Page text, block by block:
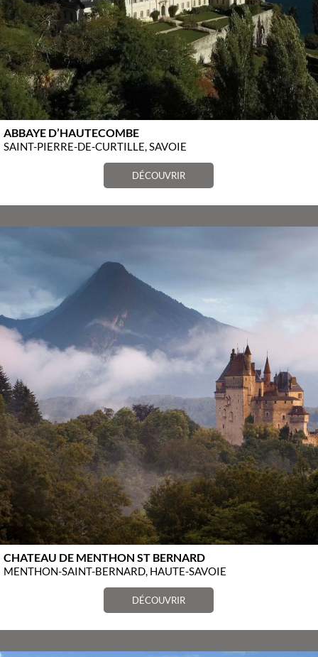
ABBAYE D’HAUTECOMBE
SAINT-PIERRE-DE-CURTILLE, SAVOIE
DÉCOUVRIR
CHATEAU DE MENTHON ST BERNARD
MENTHON-SAINT-BERNARD, HAUTE-SAVOIE
DÉCOUVRIR